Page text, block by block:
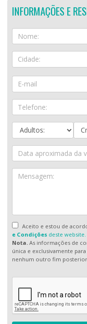
INFORMAÇÕES E
Aceito e estou de
e Condições deste website.
Nota. As informações de
única e exclusivamente
nenhum outro fim